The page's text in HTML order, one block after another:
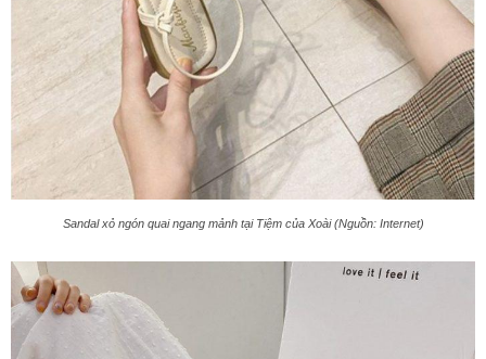
Sandal xỏ ngón quai ngang mảnh tại Tiệm của Xoài (Nguồn: Internet)